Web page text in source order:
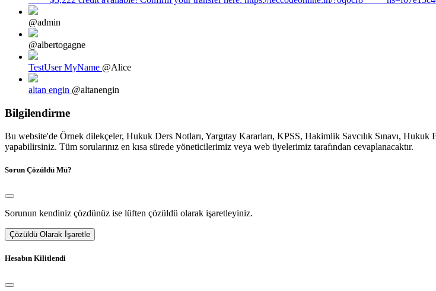
@admin
@albertogagne
TestUser MyName @Alice
altan engin @altanengin
Bilgilendirme
Bu website'de Örnek dilekçeler, Hukuk Ders Notları, Yargıtay Kararları, KPSS, Hakimlik Savcılık Sınavı,
yapabilirsiniz. Tüm sorularınız en kısa sürede yöneticilerimiz veya web üyelerimiz tarafından cevaplanacaktır.
Sorun Çözüldü Mü?
Sorunun kendiniz çözdünüz ise lüften çözüldü olarak işaretleyiniz.
Çözüldü Olarak İşaretle
Hesabın Kilitlendi